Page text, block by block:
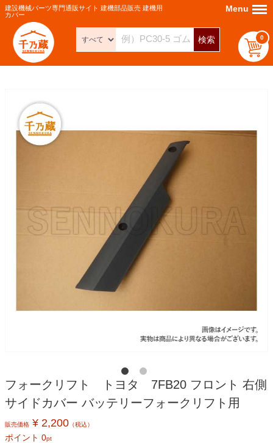
建設機械パーツ専門通販サイト 建機部品販売 建機用
カバー
検索 0
Menu Menu
フォークリフト トヨタ 7FB20 フロント 右側
サイドカバー バッテリーフォークリフト用
販売価格 ¥ 2,200 （税込）
ポイント 0pt